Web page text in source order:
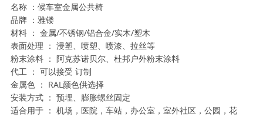
名称 ：候车室金属公共椅
品牌 ：雅镂
材料 ： 金属/不锈钢/铝合金/实木/塑木
表面处理 ： 浸塑、喷塑、喷漆、拉丝等
粉末涂料 ： 阿克苏诺贝尔、杜邦户外粉末涂料
代工 ： 可以接受 订制
金属色 ： RAL颜色供选择
安装方式 ： 预埋、膨胀螺丝固定
适合用于 ： 机场，医院，车站，办公室，室外社区，公园，花